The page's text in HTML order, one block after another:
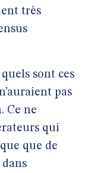
très
sont ces
pas
Ce ne
qui
que de